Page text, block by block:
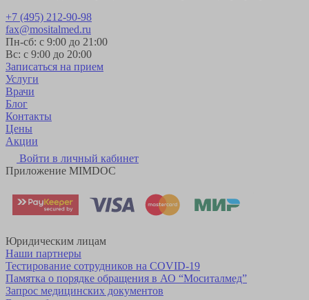
+7 (495) 212-90-98
fax@mositalmed.ru
Пн-сб: с 9:00 до 21:00
Вс: с 9:00 до 20:00
Записаться на прием
Услуги
Врачи
Блог
Контакты
Цены
Акции
Войти в личный кабинет
Приложение MIMDOC
Юридическим лицам
Наши партнеры
Тестирование сотрудников на COVID-19
Памятка о порядке обращения в АО “Моситалмед”
Запрос медицинских документов